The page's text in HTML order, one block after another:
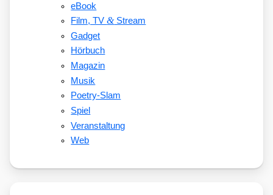
eBook
Film, TV&Stream
Gadget
Hörbuch
Magazin
Musik
Poetry-Slam
Spiel
Veranstaltung
Web